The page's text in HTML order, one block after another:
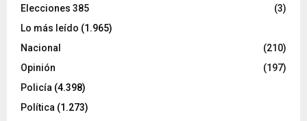
Elecciones 385
(3)
Lo más leído (1.965)
Nacional
(210)
Opinión
(197)
Policía (4.398)
Política (1.273)